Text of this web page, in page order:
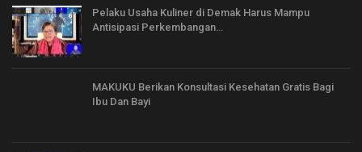
Pelaku Usaha Kuliner di Demak Harus Mampu
Antisipasi Perkembangan…
MAKUKU Berikan Konsultasi Kesehatan Gratis Bagi
Ibu Dan Bayi